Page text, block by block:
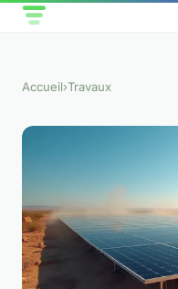
Accueil›Travaux